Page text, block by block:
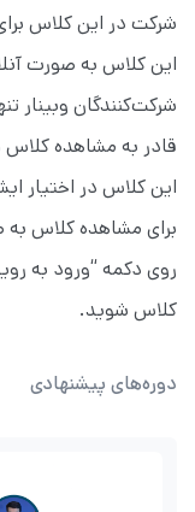
شرکت در این کلاس
این کلاس به صورت
شرکت‌کنندگان وبینار
قادر به مشاهده
این کلاس در اختیار
برای مشاهده کلاس به
روی دکمه “ورود به
کلاس شوید.
دوره‌های پیشنهادی